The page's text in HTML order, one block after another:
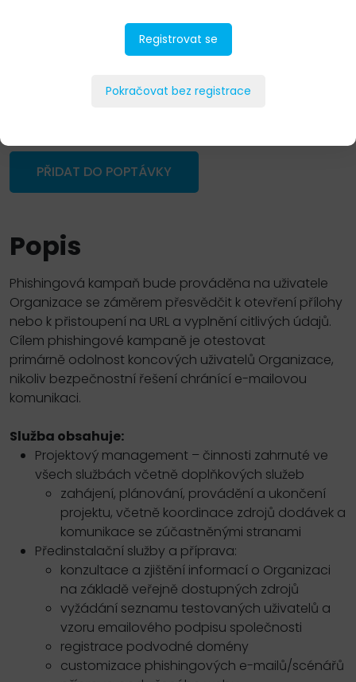
PŘIDAT DO POPTÁVKY
Popis
Phishingová kampaň bude prováděna na uživatele
Organizace se záměrem přesvědčit k otevření přílohy
nebo k přistoupení na URL a vyplnění citlivých údajů.
Cílem phishingové kampaně je otestovat
primárně odolnost koncových uživatelů Organizace,
nikoliv bezpečnostní řešení chránící e-mailovou
komunikaci.
Služba obsahuje:
Projektový management – činnosti zahrnuté ve
všech službách včetně doplňkových služeb
zahájení, plánování, provádění a ukončení
projektu, včetně koordinace zdrojů dodávek a
komunikace se zúčastněnými stranami
Předinstalační služby a příprava:
konzultace a zjištění informací o Organizaci
na základě veřejně dostupných zdrojů
vyžádání seznamu testovaných uživatelů a
vzoru emailového podpisu společnosti
registrace podvodné domény
customizace phishingových e-mailů/scénářů
Registrovat se
Pokračovat bez registrace